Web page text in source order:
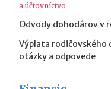
a účtovníctvo
Odvody dohodárov v
Výplata rodičovského
otázky a odpovede